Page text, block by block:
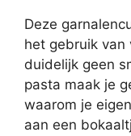
Deze
het gebruik van
duidelijk geen
pasta maak je
waarom je
aan een